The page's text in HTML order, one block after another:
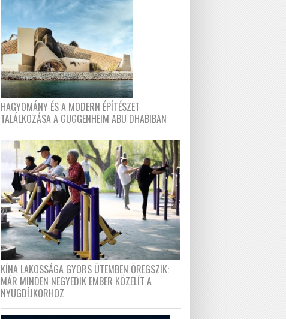
HAGYOMÁNY ÉS A MODERN ÉPÍTÉSZET
TALÁLKOZÁSA A GUGGENHEIM ABU DHABIBAN
KÍNA LAKOSSÁGA GYORS ÜTEMBEN ÖREGSZIK:
MÁR MINDEN NEGYEDIK EMBER KÖZELÍT A
NYUGDÍJKORHOZ